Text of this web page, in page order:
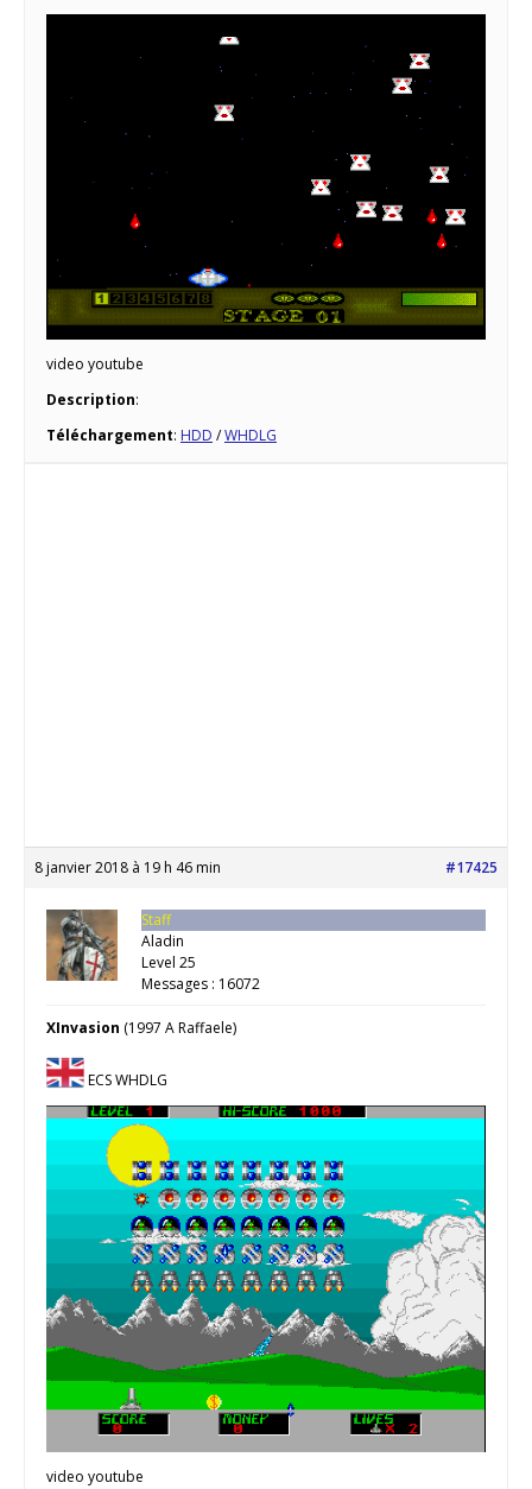
video youtube
Description:
Téléchargement: HDD /WHDLG
8 janvier 2018 à 19 h 46 min #17425
Staff
Aladin
Level 25
Messages : 16072
XInvasion (1997 A Raffaele)
ECS WHDLG
video youtube